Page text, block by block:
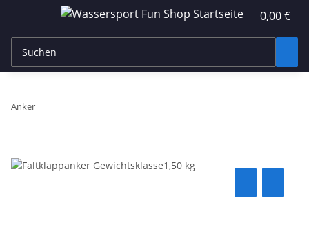
0,00 €
Anker